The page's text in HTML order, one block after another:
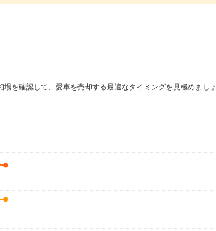
を確認して、愛車を売却する最適なタイミングを見極めましょ